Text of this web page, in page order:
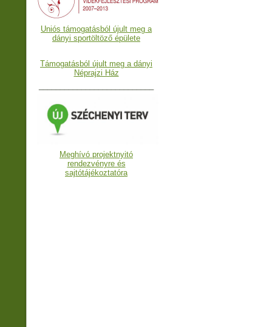
Uniós támogatásból újult meg a
dányi sportöltöző épülete
Támogatásból újult meg a dányi
Néprajzi Ház
Meghívó projektnyitó
rendezvényre és
sajtótájékoztatóra